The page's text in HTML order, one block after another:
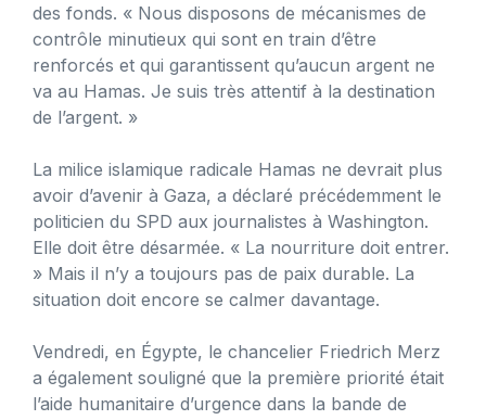
des fonds. « Nous disposons de mécanismes de
contrôle minutieux qui sont en train d’être
renforcés et qui garantissent qu’aucun argent ne
va au Hamas. Je suis très attentif à la destination
de l’argent. »
La milice islamique radicale Hamas ne devrait plus
avoir d’avenir à Gaza, a déclaré précédemment le
politicien du SPD aux journalistes à Washington.
Elle doit être désarmée. « La nourriture doit entrer.
» Mais il n’y a toujours pas de paix durable. La
situation doit encore se calmer davantage.
Vendredi, en Égypte, le chancelier Friedrich Merz
a également souligné que la première priorité était
l’aide humanitaire d’urgence dans la bande de